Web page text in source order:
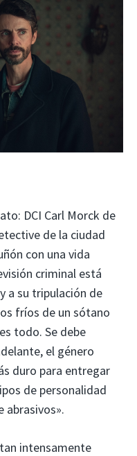
DCI Carl Morck de
de la ciudad
con una vida
criminal está
a su tripulación de
fríos de un sótano
todo. Se debe
el género
duro para entregar
de personalidad
abrasivos».
intensamente